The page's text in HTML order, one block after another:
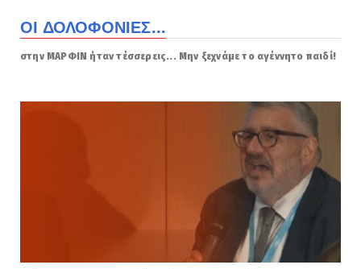
ΟΙ ΔΟΛΟΦΟΝΙΕΣ...
στην ΜΑΡΦΙΝ ήταν τέσσερεις... Μην ξεχνάμε το αγέννητο παιδί!